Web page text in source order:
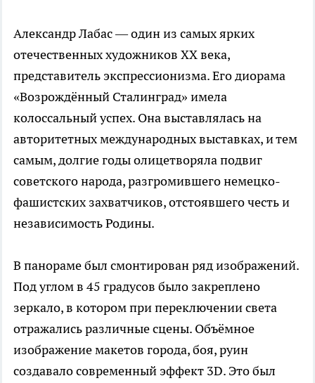
Александр Лабас — один из самых ярких
отечественных художников ХХ века,
представитель экспрессионизма. Его диорама
«Возрождённый Сталинград» имела
колоссальный успех. Она выставлялась на
авторитетных международных выставках, и тем
самым, долгие годы олицетворяла подвиг
советского народа, разгромившего немецко-
фашистских захватчиков, отстоявшего честь и
независимость Родины.
В панораме был смонтирован ряд изображений.
Под углом в 45 градусов было закреплено
зеркало, в котором при переключении света
отражались различные сцены. Объёмное
изображение макетов города, боя, руин
создавало современный эффект 3D. Это был